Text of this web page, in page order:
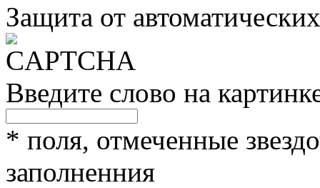
Защита от
Введите слово на
* поля, отмеченные
заполненния